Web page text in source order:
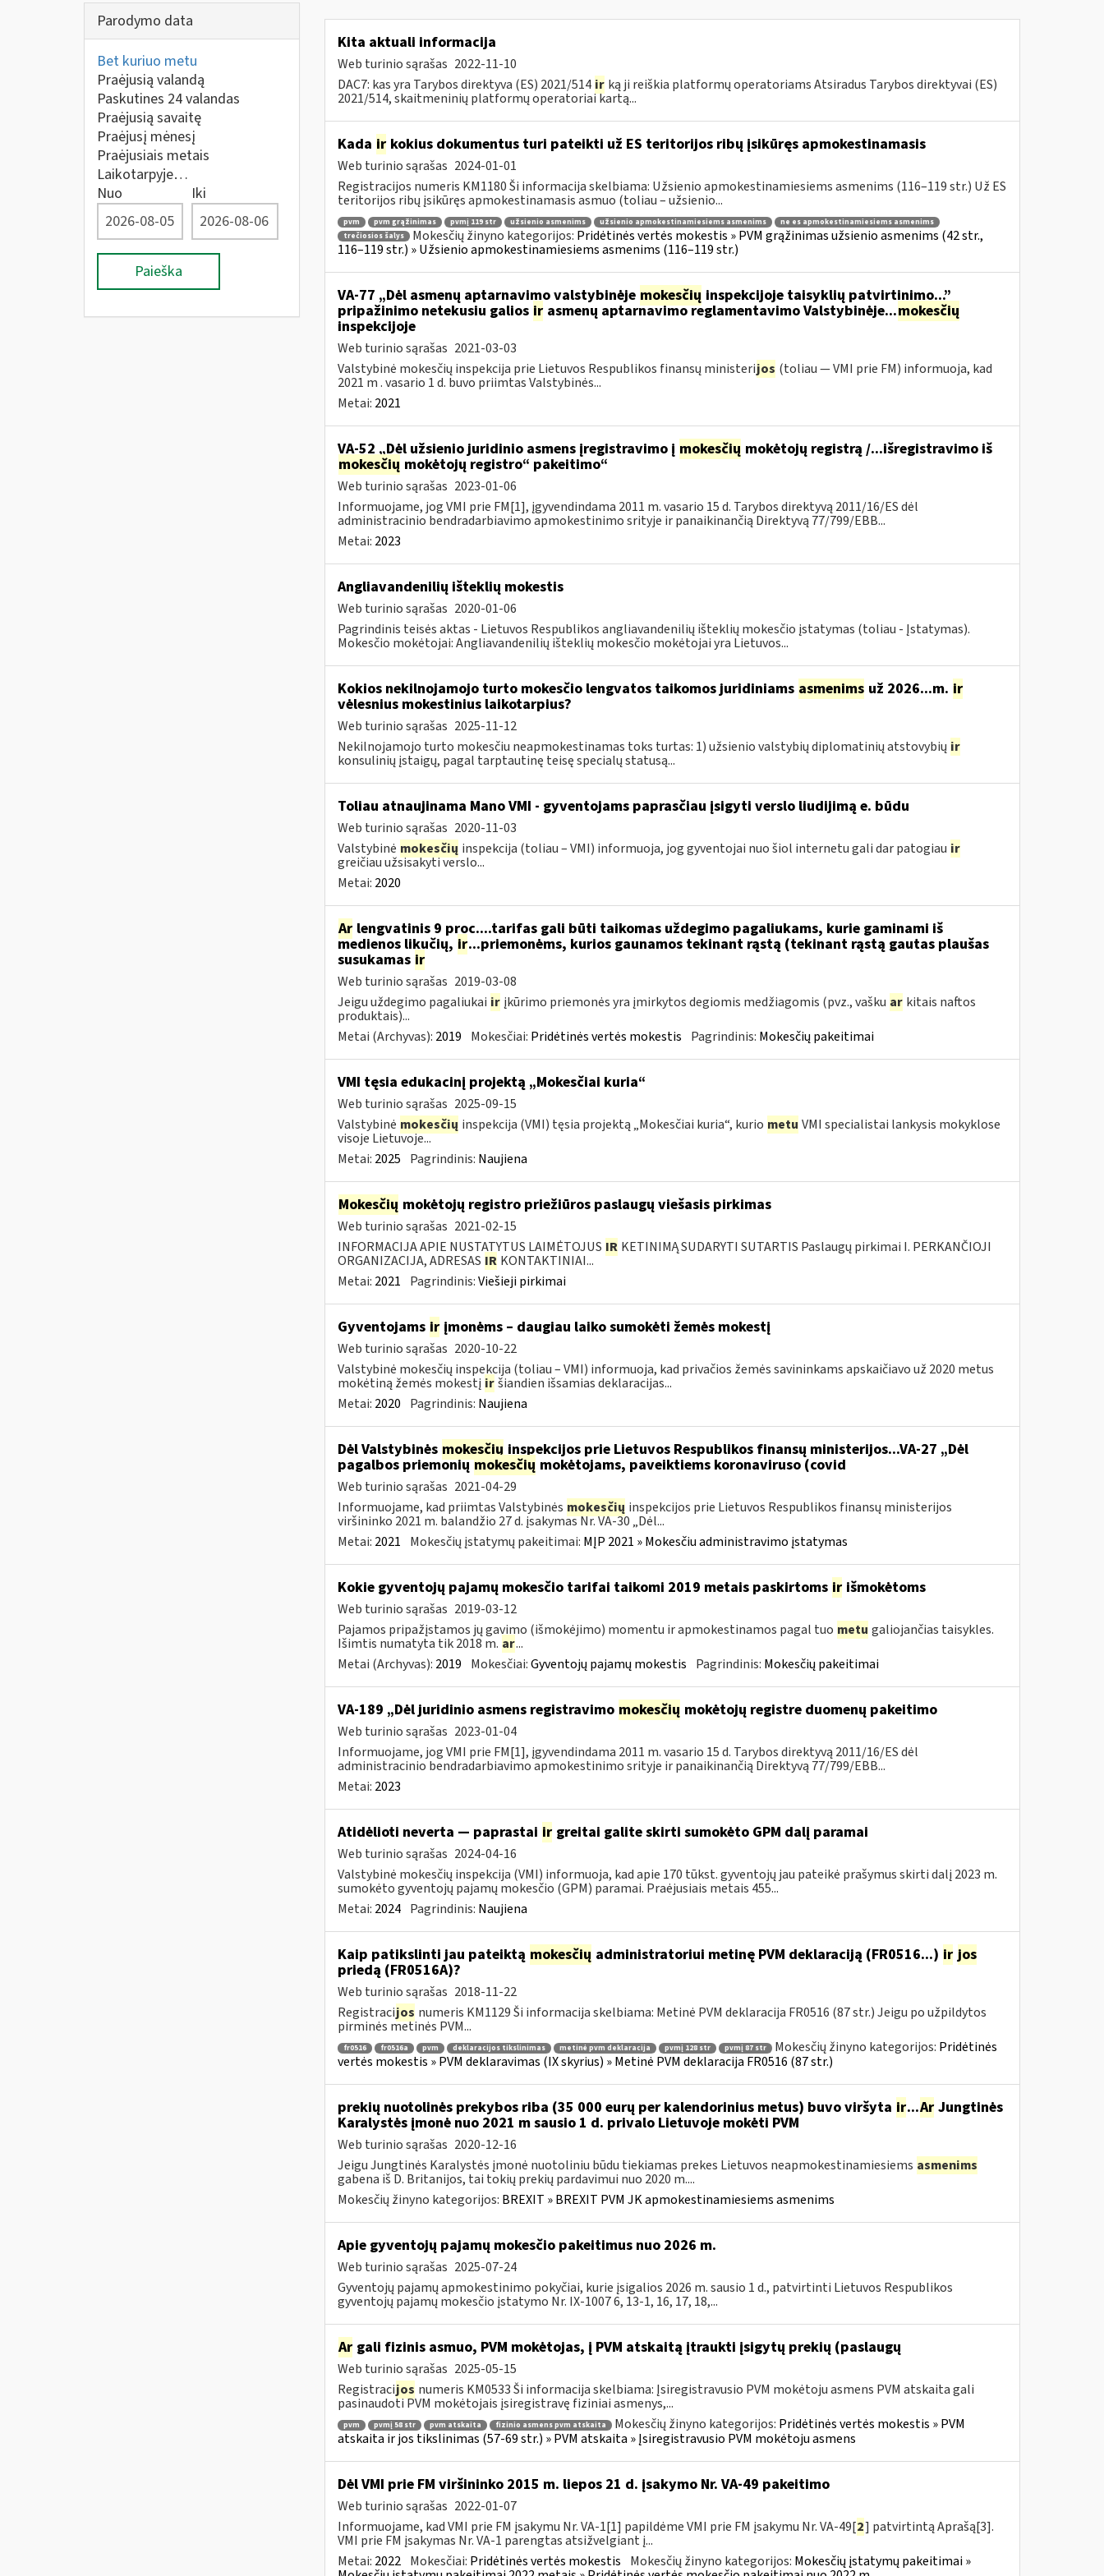
Parodymo data
Bet kuriuo metu
Praėjusią valandą
Paskutines 24 valandas
Praėjusią savaitę
Praėjusį mėnesį
Praėjusiais metais
Laikotarpyje…
Nuo
Iki
Paieška
Kita aktuali informacija
Web turinio sąrašas 2022-11-10
DAC7: kas yra Tarybos direktyva (ES) 2021/514 ir ką ji reiškia platformų operatoriams Atsiradus Tarybos direktyvai (ES)
2021/514, skaitmeninių platformų operatoriai kartą...
Kada irkokius dokumentus turi pateikti už ES teritorijos ribų įsikūręs apmokestinamasis
Web turinio sąrašas 2024-01-01
Registracijos numeris KM1180 Ši informacija skelbiama: Užsienio apmokestinamiesiems asmenims (116–119 str.) Už ES
teritorijos ribų įsikūręs apmokestinamasis asmuo (toliau – užsienio...
pvm pvm grąžinimas pvmį 119 str užsienio asmenims užsienio apmokestinamiesiems asmenims
ne es apmokestinamiesiems asmenims
trečiosios šalys
Mokesčių žinyno kategorijos: Pridėtinės vertės mokestis » PVM grąžinimas užsienio asmenims (42 str.,
116–119 str.) » Užsienio apmokestinamiesiems asmenims (116–119 str.)
VA-77 „Dėl asmenų aptarnavimo valstybinėje mokesčių inspekcijoje taisyklių patvirtinimo...”
pripažinimo netekusiu galios irasmenų aptarnavimo reglamentavimo Valstybinėje...mokesčių
inspekcijoje
Web turinio sąrašas 2021-03-03
Valstybinė mokesčių inspekcija prie Lietuvos Respublikos finansų ministerijos (toliau — VMI prie FM) informuoja, kad
2021 m . vasario 1 d. buvo priimtas Valstybinės...
Metai: 2021
VA-52 „Dėl užsienio juridinio asmens įregistravimo į mokesčių mokėtojų registrą /...išregistravimo iš
mokesčių mokėtojų registro“ pakeitimo“
Web turinio sąrašas 2023-01-06
Informuojame, jog VMI prie FM[1], įgyvendindama 2011 m. vasario 15 d. Tarybos direktyvą 2011/16/ES dėl
administracinio bendradarbiavimo apmokestinimo srityje ir panaikinančią Direktyvą 77/799/EBB...
Metai: 2023
Angliavandenilių išteklių mokestis
Web turinio sąrašas 2020-01-06
Pagrindinis teisės aktas - Lietuvos Respublikos angliavandenilių išteklių mokesčio įstatymas (toliau - Įstatymas).
Mokesčio mokėtojai: Angliavandenilių išteklių mokesčio mokėtojai yra Lietuvos...
Kokios nekilnojamojo turto mokesčio lengvatos taikomos juridiniams asmenims už 2026...m. ir
vėlesnius mokestinius laikotarpius?
Web turinio sąrašas 2025-11-12
Nekilnojamojo turto mokesčiu neapmokestinamas toks turtas: 1) užsienio valstybių diplomatinių atstovybių ir
konsulinių įstaigų, pagal tarptautinę teisę specialų statusą...
Toliau atnaujinama Mano VMI - gyventojams paprasčiau įsigyti verslo liudijimą e. būdu
Web turinio sąrašas 2020-11-03
Valstybinė mokesčių inspekcija (toliau – VMI) informuoja, jog gyventojai nuo šiol internetu gali dar patogiau ir
greičiau užsisakyti verslo...
Metai: 2020
Arlengvatinis 9 proc....tarifas gali būti taikomas uždegimo pagaliukams, kurie gaminami iš
medienos likučių, ir...priemonėms, kurios gaunamos tekinant rąstą (tekinant rąstą gautas plaušas
susukamas ir
Web turinio sąrašas 2019-03-08
Jeigu uždegimo pagaliukai ir įkūrimo priemonės yra įmirkytos degiomis medžiagomis (pvz., vašku ar kitais naftos
produktais)...
Metai (Archyvas): 2019 Mokesčiai: Pridėtinės vertės mokestis Pagrindinis: Mokesčių pakeitimai
VMI tęsia edukacinį projektą „Mokesčiai kuria“
Web turinio sąrašas 2025-09-15
Valstybinė mokesčių inspekcija (VMI) tęsia projektą „Mokesčiai kuria“, kurio metu VMI specialistai lankysis mokyklose
visoje Lietuvoje...
Metai: 2025 Pagrindinis: Naujiena
Mokesčių mokėtojų registro priežiūros paslaugų viešasis pirkimas
Web turinio sąrašas 2021-02-15
INFORMACIJA APIE NUSTATYTUS LAIMĖTOJUS IR KETINIMĄ SUDARYTI SUTARTIS Paslaugų pirkimai I. PERKANČIOJI
ORGANIZACIJA, ADRESAS IR KONTAKTINIAI...
Metai: 2021 Pagrindinis:Viešieji pirkimai
Gyventojams irįmonėms – daugiau laiko sumokėti žemės mokestį
Web turinio sąrašas 2020-10-22
Valstybinė mokesčių inspekcija (toliau – VMI) informuoja, kad privačios žemės savininkams apskaičiavo už 2020 metus
mokėtiną žemės mokestį ir šiandien išsamias deklaracijas...
Metai: 2020 Pagrindinis: Naujiena
Dėl Valstybinės mokesčiųinspekcijos prie Lietuvos Respublikos finansų ministerijos...VA-27 „Dėl
pagalbos priemoniųmokesčių mokėtojams, paveiktiems koronaviruso (covid
Web turinio sąrašas 2021-04-29
Informuojame, kad priimtas Valstybinės mokesčių inspekcijos prie Lietuvos Respublikos finansų ministerijos
viršininko 2021 m. balandžio 27 d. įsakymas Nr. VA-30 „Dėl...
Metai: 2021 Mokesčių įstatymų pakeitimai: MĮP 2021 » Mokesčiu administravimo įstatymas
Kokie gyventojų pajamų mokesčio tarifai taikomi 2019 metais paskirtoms irišmokėtoms
Web turinio sąrašas 2019-03-12
Pajamos pripažįstamos jų gavimo (išmokėjimo) momentu ir apmokestinamos pagal tuo metu galiojančias taisykles.
Išimtis numatyta tik 2018 m. ar...
Metai (Archyvas): 2019 Mokesčiai:Gyventojų pajamų mokestis Pagrindinis: Mokesčių pakeitimai
VA-189 „Dėl juridinio asmens registravimo mokesčių mokėtojų registre duomenų pakeitimo
Web turinio sąrašas 2023-01-04
Informuojame, jog VMI prie FM[1], įgyvendindama 2011 m. vasario 15 d. Tarybos direktyvą 2011/16/ES dėl
administracinio bendradarbiavimo apmokestinimo srityje ir panaikinančią Direktyvą 77/799/EBB...
Metai: 2023
Atidėlioti neverta — paprastai irgreitai galite skirti sumokėto GPM dalį paramai
Web turinio sąrašas 2024-04-16
Valstybinė mokesčių inspekcija (VMI) informuoja, kad apie 170 tūkst. gyventojų jau pateikė prašymus skirti dalį 2023 m.
sumokėto gyventojų pajamų mokesčio (GPM) paramai. Praėjusiais metais 455...
Metai: 2024 Pagrindinis: Naujiena
Kaip patikslinti jau pateiktą mokesčių administratoriui metinę PVM deklaraciją (FR0516...) ir jos
priedą (FR0516A)?
Web turinio sąrašas 2018-11-22
Registracijos numeris KM1129 Ši informacija skelbiama: Metinė PVM deklaracija FR0516 (87 str.) Jeigu po užpildytos
pirminės metinės PVM...
fr0516 fr0516a pvm deklaracijos tikslinimas metinė pvm deklaracija pvmį 128 str pvmį 87 str Mokesčių žinyno kategorijos: Pridėtinės
vertės mokestis » PVM deklaravimas (IX skyrius) » Metinė PVM deklaracija FR0516 (87 str.)
prekių nuotolinės prekybos riba (35 000 eurų per kalendorinius metus) buvo viršyta ir...ArJungtinės
Karalystės įmonė nuo 2021 m sausio 1 d. privalo Lietuvoje mokėti PVM
Web turinio sąrašas 2020-12-16
Jeigu Jungtinės Karalystės įmonė nuotoliniu būdu tiekiamas prekes Lietuvos neapmokestinamiesiems asmenims
gabena iš D. Britanijos, tai tokių prekių pardavimui nuo 2020 m....
Mokesčių žinyno kategorijos: BREXIT » BREXIT PVM JK apmokestinamiesiems asmenims
Apie gyventojų pajamų mokesčio pakeitimus nuo 2026 m.
Web turinio sąrašas 2025-07-24
Gyventojų pajamų apmokestinimo pokyčiai, kurie įsigalios 2026 m. sausio 1 d., patvirtinti Lietuvos Respublikos
gyventojų pajamų mokesčio įstatymo Nr. IX-1007 6, 13-1, 16, 17, 18,...
Argali fizinis asmuo, PVM mokėtojas, į PVM atskaitą įtraukti įsigytų prekių (paslaugų
Web turinio sąrašas 2025-05-15
Registracijos numeris KM0533 Ši informacija skelbiama: Įsiregistravusio PVM mokėtoju asmens PVM atskaita gali
pasinaudoti PVM mokėtojais įsiregistravę fiziniai asmenys,...
pvm pvmį 58 str pvm atskaita fizinio asmens pvm atskaita Mokesčių žinyno kategorijos: Pridėtinės vertės mokestis » PVM
atskaita ir jos tikslinimas (57-69 str.) » PVM atskaita » Įsiregistravusio PVM mokėtoju asmens
Dėl VMI prie FM viršininko 2015 m. liepos 21 d. įsakymo Nr. VA-49 pakeitimo
Web turinio sąrašas 2022-01-07
Informuojame, kad VMI prie FM įsakymu Nr. VA-1[1] papildėme VMI prie FM įsakymu Nr. VA-49[2] patvirtintą Aprašą[3].
VMI prie FM įsakymas Nr. VA-1 parengtas atsižvelgiant į...
Metai: 2022 Mokesčiai: Pridėtinės vertės mokestis Mokesčių žinyno kategorijos: Mokesčių įstatymų pakeitimai »